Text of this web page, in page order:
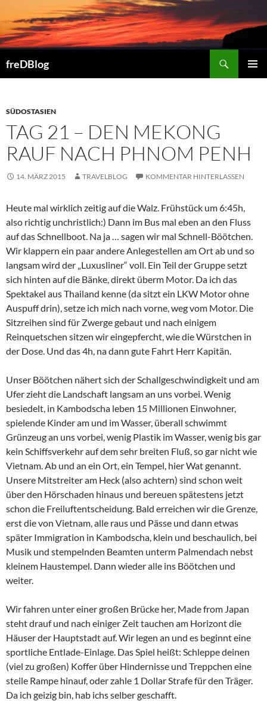
Inhalt
springen
freDBlog
SÜDOSTASIEN
TAG 21 – DEN MEKONG
RAUF NACH PHNOM PENH
14. MÄRZ 2015 TRAVELBLOG KOMMENTAR HINTERLASSEN
Heute mal wirklich zeitig auf die Walz. Frühstück um 6:45h,
also richtig unchristlich:) Dann im Bus mal eben an den Fluss
auf das Schnellboot. Na ja … sagen wir mal Schnell-Böötchen.
Wir klappern ein paar andere Anlegestellen am Ort ab und so
langsam wird der „Luxusliner“ voll. Ein Teil der Gruppe setzt
sich hinten auf die Bänke, direkt überm Motor. Da ich das
Spektakel aus Thailand kenne (da sitzt ein LKW Motor ohne
Auspuff drin), setze ich mich nach vorne, weg vom Motor. Die
Sitzreihen sind für Zwerge gebaut und nach einigem
Reinquetschen sitzen wir eingepfercht, wie die Würstchen in
der Dose. Und das 4h, na dann gute Fahrt Herr Kapitän.
Unser Böötchen nähert sich der Schallgeschwindigkeit und am
Ufer zieht die Landschaft langsam an uns vorbei. Wenig
besiedelt, in Kambodscha leben 15 Millionen Einwohner,
spielende Kinder am und im Wasser, überall schwimmt
Grünzeug an uns vorbei, wenig Plastik im Wasser, wenig bis gar
kein Schiffsverkehr auf dem sehr breiten Fluß, so gar nicht wie
Vietnam. Ab und an ein Ort, ein Tempel, hier Wat genannt.
Unsere Mitstreiter am Heck (also achtern) sind schon weit
über den Hörschaden hinaus und bereuen spätestens jetzt
schon die Freiluftentscheidung. Bald erreichen wir die Grenze,
erst die von Vietnam, alle raus und Pässe und dann etwas
später Immigration in Kambodscha, klein und beschaulich, bei
Musik und stempelnden Beamten unterm Palmendach nebst
kleinem Haustempel. Dann wieder alle ins Böötchen und
weiter.
Wir fahren unter einer großen Brücke her, Made from Japan
steht drauf und nach einiger Zeit tauchen am Horizont die
Häuser der Hauptstadt auf. Wir legen an und es beginnt eine
sportliche Entlade-Einlage. Das Spiel heißt: Schleppe deinen
(viel zu großen) Koffer über Hindernisse und Treppchen eine
steile Rampe hinauf, oder zahle 1 Dollar Strafe für den Träger.
Da ich geizig bin, hab ichs selber geschafft.